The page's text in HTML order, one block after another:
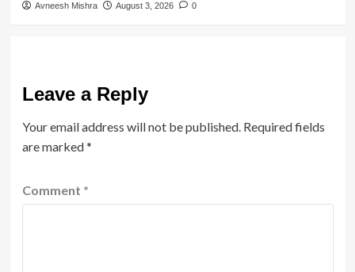
Avneesh Mishra August 3, 2026 0
Leave a Reply
Your email address will not be published. Required fields
are marked*
Comment *